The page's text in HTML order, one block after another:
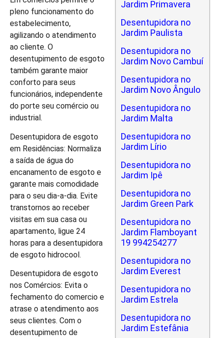
pleno funcionamento do
estabelecimento,
agilizando o atendimento
ao cliente. O
desentupimento de esgoto
também garante maior
conforto para seus
funcionários, independente
do porte seu comércio ou
industrial.
Desentupidora de esgoto
em Residências: Normaliza
a saída de água do
encanamento de esgoto e
garante mais comodidade
para o seu dia-a-dia. Evite
transtornos ao receber
visitas em sua casa ou
apartamento, ligue 24
horas para a desentupidora
de esgoto hidrocool.
Desentupidora de esgoto
nos Comércios: Evita o
fechamento do comercio e
atrase o atendimento aos
seus clientes. Com o
desentupimento de
Jardim Primavera
Desentupidora no
Jardim Paulista
Desentupidora no
Jardim Novo Cambuí
Desentupidora no
Jardim Novo Ângulo
Desentupidora no
Jardim Malta
Desentupidora no
Jardim Lírio
Desentupidora no
Jardim Ipê
Desentupidora no
Jardim Green Park
Desentupidora no
Jardim Flamboyant
19 994254277
Desentupidora no
Jardim Everest
Desentupidora no
Jardim Estrela
Desentupidora no
Jardim Estefânia